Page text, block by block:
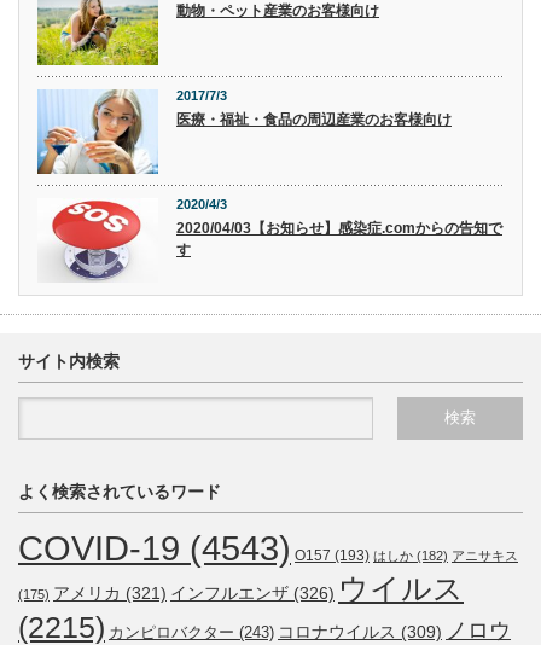
動物・ペット産業のお客様向け
2017/7/3
医療・福祉・食品の周辺産業のお客様向け
2020/4/3
2020/04/03【お知らせ】感染症.comからの告知で
す
サイト内検索
よく検索されているワード
COVID-19 (4543) O157 (193) はしか (182) アニサキス
(175) アメリカ (321) インフルエンザ (326) ウイルス
(2215) カンピロバクター (243) コロナウイルス (309) ノロウ